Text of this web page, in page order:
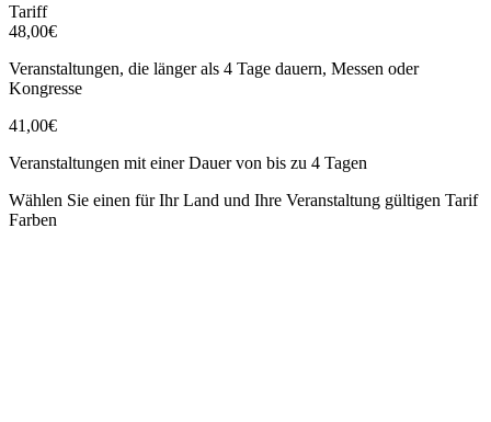
Tariff
48,00€
Veranstaltungen, die länger als 4 Tage dauern, Messen oder
Kongresse
41,00€
Veranstaltungen mit einer Dauer von bis zu 4 Tagen
Wählen Sie einen für Ihr Land und Ihre Veranstaltung gültigen Tarif
Farben